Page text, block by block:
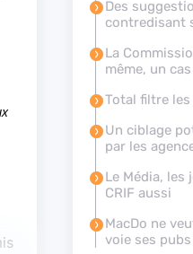
Des
contredisant
La
même, un
Total filtre les
Un ciblage
par les
Le Média, les
CRIF aussi
MacDo ne
voie ses pubs